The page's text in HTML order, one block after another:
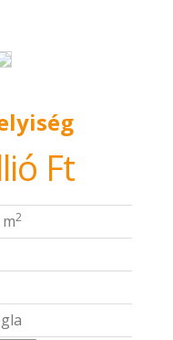
Ft
2